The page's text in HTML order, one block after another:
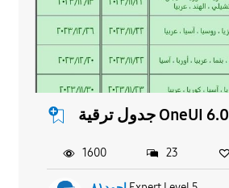
جدول ترقية OneUI 6.0
1600 23